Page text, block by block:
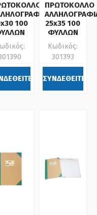
100
ΠΡΩΤΟΚΟΛΛΟ
25x35 100
ΦΥΛΛΩΝ
Κωδικός:
301393
ΣΥΝΔΕΘΕΙΤΕ